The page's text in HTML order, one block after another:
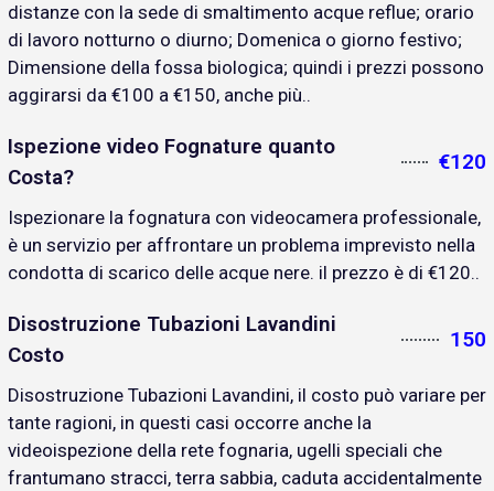
distanze con la sede di smaltimento acque reflue; orario
di lavoro notturno o diurno; Domenica o giorno festivo;
Dimensione della fossa biologica; quindi i prezzi possono
aggirarsi da €100 a €150, anche più..
Ispezione video Fognature quanto
Costa?
€120
Ispezionare la fognatura con videocamera professionale,
è un servizio per affrontare un problema imprevisto nella
condotta di scarico delle acque nere. il prezzo è di €120..
Disostruzione Tubazioni Lavandini
Costo
150
Disostruzione Tubazioni Lavandini, il costo può variare per
tante ragioni, in questi casi occorre anche la
videoispezione della rete fognaria, ugelli speciali che
frantumano stracci, terra sabbia, caduta accidentalmente